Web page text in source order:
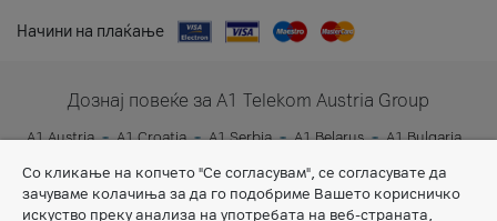
Начини на плаќање
Дознај повеќе за A1 Telekom Austria Group
A1 Austria A1 Croatia A1 Serbia A1 Belarus
A1 Bulgaria
Со кликање на копчето "Се согласувам", се согласувате да
зачуваме колачиња за да го подобриме Вашето корисничко
искуство преку анализа на употребата на веб-страната,